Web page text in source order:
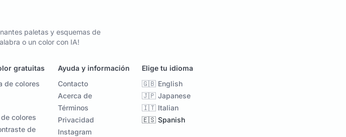
paletas y esquemas de
o un color con IA!
gratuitas
de colores
colores
de
Ayuda y información
Contacto
Acerca de
Términos
Privacidad
Instagram
Elige tu idioma
🇬🇧 English
🇯🇵 Japanese
🇮🇹 Italian
🇪🇸 Spanish